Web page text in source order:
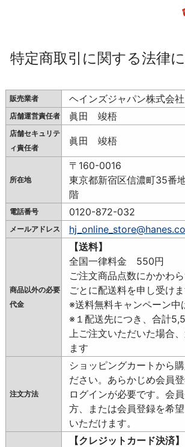
特定商取引に関する法律
販売業者 ヘインズジャパン株式会社
店舗運営責任者 眞田 竣梧
店舗セキュリテ
ィ責任者
眞田 竣梧
所在地
〒160-0016
東京都新宿区信濃町35番
階
電話番号 0120-872-032
メールアドレス
商品以外の必要
代金
【送料】
全国一律料金 550円
ご注文商品点数にかかわ
ごとに配送料を申し受けま
※送料無料キャンペーン中
※１配送先につき、合計
上ご注文いただいた場合
ます
注文方法
ショッピングカートから
ださい。あらかじめ会員
ログインが必要です。会
方、または会員登録を希
いただけます。
【クレジットカード決済】